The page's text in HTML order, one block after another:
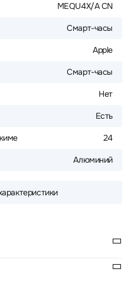
MEQU4X/A CN
Смарт-часы
Apple
Смарт-часы
Нет
Есть
24
Алюминий